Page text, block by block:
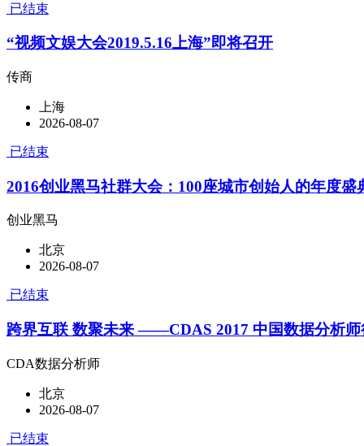
已结束
“视频文娱大会2019.5.16上海”即将召开
传商
上海
2026-08-07
已结束
2016创业黑马社群大会：100座城市创始人的年度盛
创业黑马
北京
2026-08-07
已结束
跨界互联 数聚未来 ——CDAS 2017 中国数据分析师
CDA数据分析师
北京
2026-08-07
已结束